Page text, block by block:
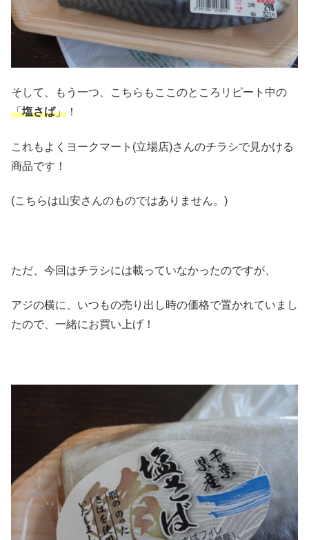
そして、もう一つ、こちらもここのところリピート中の
「塩さば」 ！
これもよくヨークマート(立場店)さんのチラシで見かける
商品です！
(こちらは山安さんのものではありません。)
ただ、今回はチラシには載っていなかったのですが、
アジの横に、いつもの売り出し時の価格で置かれていまし
たので、一緒にお買い上げ！